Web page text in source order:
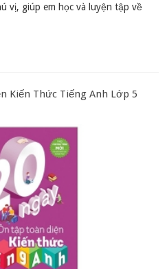
vị, giúp em học và luyện tập về
Kiến Thức Tiếng Anh Lớp 5